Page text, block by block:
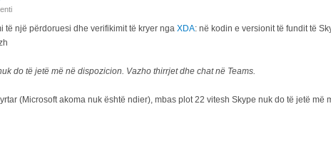
të një përdoruesi dhe verifikimit të kryer nga XDA: në kodin e versionit të fundit të
do të jetë më në dispozicion. Vazho thirrjet dhe chat në Teams.
(Microsoft akoma nuk është ndier), mbas plot 22 vitesh Skype nuk do të jetë më